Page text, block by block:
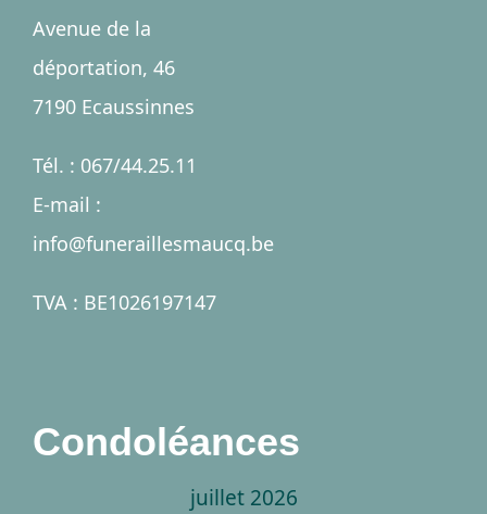
Avenue de la
déportation, 46
7190 Ecaussinnes
Tél. : 067/44.25.11
E-mail :
info@funeraillesmaucq.be
TVA : BE1026197147
Salles
Nécrologies
Condoléances
juillet 2026